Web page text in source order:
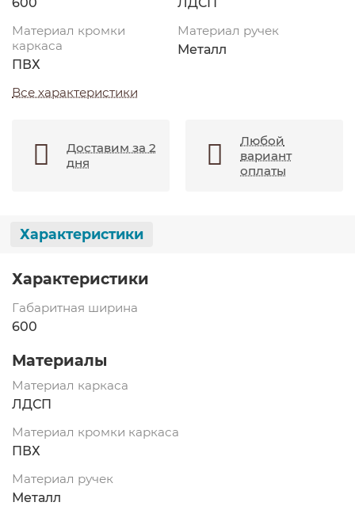
Материал кромки
каркаса
ПВХ
Материал ручек
Металл
Все характеристики
Доставим за 2
дня
Любой
вариант
оплаты
Характеристики
Характеристики
Габаритная ширина
600
Материалы
Материал каркаса
ЛДСП
Материал кромки каркаса
ПВХ
Материал ручек
Металл